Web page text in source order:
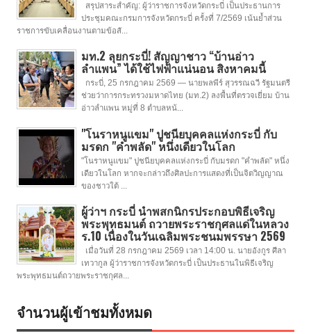
สรุปสาระสำคัญ: ผู้ว่าราชการจังหวัดกระบี่ เป็นประธานการ
ประชุมคณะกรมการจังหวัดกระบี่ ครั้งที่ 7/2569 เน้นย้ำส่วน
ราชการขับเคลื่อนงานตามข้อสั...
มท.2 ลุยกระบี่! สัญญาชาว “บ้านอ่าว
ลำแพน” ได้ใช้ไฟฟ้าแน่นอน สิงหาคมนี้
กระบี่, 25 กรกฎาคม 2569 — นายพลพีร์ สุวรรณฉวี รัฐมนตรี
ช่วยว่าการกระทรวงมหาดไทย (มท.2) ลงพื้นที่ตรวจเยี่ยม บ้าน
อ่าวลำแพน หมู่ที่ 8 ตำบลหน้...
"โนราหนูแขม" ปูชนียบุคคลแห่งกระบี่ กับ
มรดก "คำพลัด" หนึ่งเดียวในโลก
"โนราหนูแขม" ปูชนียบุคคลแห่งกระบี่ กับมรดก "คำพลัด" หนึ่ง
เดียวในโลก หากจะกล่าวถึงศิลปะการแสดงที่เป็นจิตวิญญาณ
ของชาวใต้ ...
ผู้ว่าฯ กระบี่ นำพสกนิกรประกอบพิธีเจริญ
พระพุทธมนต์ ถวายพระราชกุศลแด่ในหลวง
ร.10 เนื่องในวันเฉลิมพระชนมพรรษา 2569
เมื่อวันที่ 28 กรกฎาคม 2569 เวลา 14:00 น. นายอังกูร ศีลา
เทวากูล ผู้ว่าราชการจังหวัดกระบี่ เป็นประธานในพิธีเจริญ
พระพุทธมนต์ถวายพระราชกุศล...
จำนวนผู้เข้าชมทั้งหมด